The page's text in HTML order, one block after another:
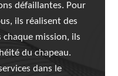
défaillantes. Pour
ils réalisent des
mission, ils
du chapeau.
dans le